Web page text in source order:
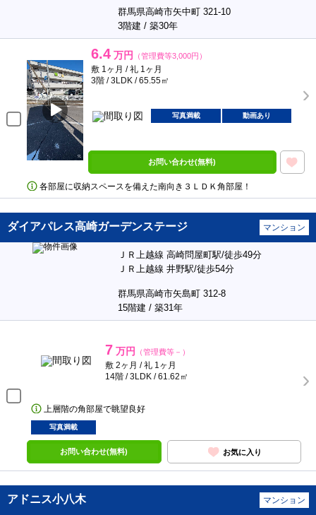
群馬県高崎市矢中町 321-10
3階建 / 築30年
6.4 万円 （管理費等3,000円）
敷 1ヶ月 / 礼 1ヶ月
3階 / 3LDK / 65.55㎡
写真満載 動画あり
お問い合わせ(無料)
各部屋に収納スペースを備えた南向き３ＬＤＫ角部屋！
ダイアパレス高崎ガーデンステージ マンション
ＪＲ上越線 高崎問屋町駅/徒歩49分
ＪＲ上越線 井野駅/徒歩54分
群馬県高崎市矢島町 312-8
15階建 / 築31年
7 万円 （管理費等－）
敷 2ヶ月 / 礼 1ヶ月
14階 / 3LDK / 61.62㎡
上層階の角部屋で眺望良好
写真満載
お問い合わせ(無料) お気に入り
アドニス小八木 マンション